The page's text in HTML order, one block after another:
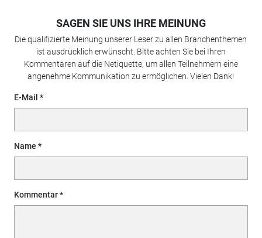
SAGEN SIE UNS IHRE MEINUNG
Die qualifizierte Meinung unserer Leser zu allen Branchenthemen
ist ausdrücklich erwünscht. Bitte achten Sie bei Ihren
Kommentaren auf die Netiquette, um allen Teilnehmern eine
angenehme Kommunikation zu ermöglichen. Vielen Dank!
E-Mail
Name
Kommentar